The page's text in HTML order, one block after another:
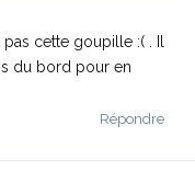
cette goupille :( . Il
du bord pour en
Répondre